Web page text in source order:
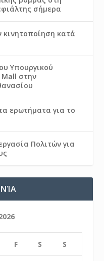
σήμερα
κινητοποίηση κατά
Υπουργικού
Mall στην
ερωτήματα για το
Πολιτών για
F S S